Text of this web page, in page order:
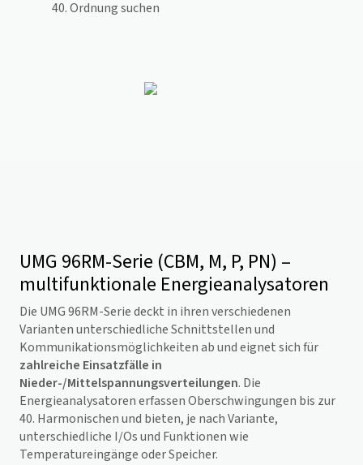
40. Ordnung suchen
UMG 96RM-Serie (CBM, M, P, PN) –
multifunktionale Energieanalysatoren
Die UMG 96RM-Serie deckt in ihren verschiedenen
Varianten unterschiedliche Schnittstellen und
Kommunikationsmöglichkeiten ab und eignet sich für
zahlreiche Einsatzfälle in
Nieder-/Mittelspannungsverteilungen. Die
Energieanalysatoren erfassen Oberschwingungen bis zur
40. Harmonischen und bieten, je nach Variante,
unterschiedliche I/Os und Funktionen wie
Temperatureingänge oder Speicher.